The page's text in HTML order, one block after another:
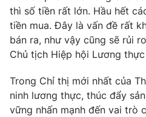
thì số tiền rất lớn. Hầu hết
tiền mua. Đây là vấn đề rất
bán ra, như vậy cũng sẽ rủi
Chủ tịch Hiệp hội Lương
Trong Chỉ thị mới nhất của
ninh lương thực, thúc đẩy
vững nhấn mạnh đến vai trò